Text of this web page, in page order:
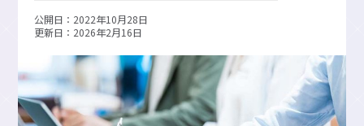
公開日：2022年10月28日
更新日：2026年2月16日